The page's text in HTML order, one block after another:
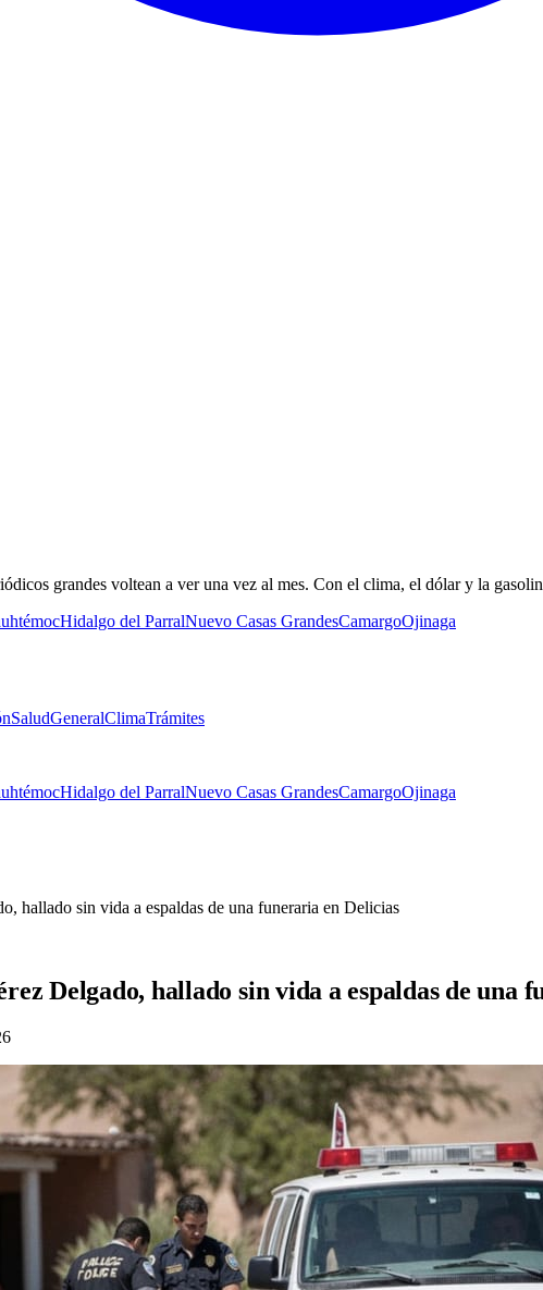
grandes voltean a ver una vez al mes. Con el clima, el dólar y la
Hidalgo del ParralNuevo Casas GrandesCamargoOjinaga
SaludGeneralClimaTrámites
Hidalgo del ParralNuevo Casas GrandesCamargoOjinaga
hallado sin vida a espaldas de una funeraria en Delicias
Delgado, hallado sin vida a espaldas de una